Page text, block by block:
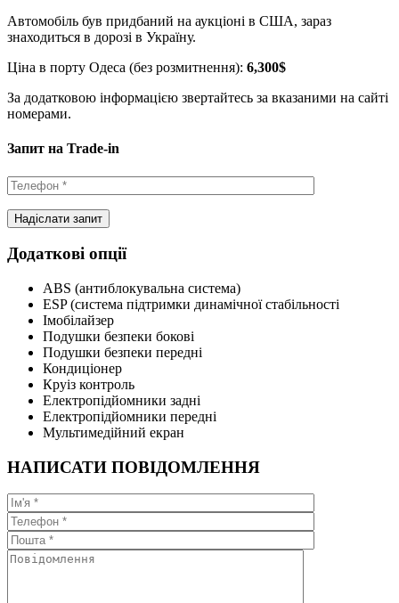
Автомобіль був придбаний на аукціоні в США, зараз
знаходиться в дорозі в Україну.
Ціна в порту Одеса (без розмитнення): 6,300$
За додатковою інформацією звертайтесь за вказаними на сайті
номерами.
Запит на Trade-in
Додаткові опції
ABS (антиблокувальна система)
ESP (система підтримки динамічної стабільності
Імобілайзер
Подушки безпеки бокові
Подушки безпеки передні
Кондиціонер
Круіз контроль
Електропідйомники задні
Електропідйомники передні
Мультимедійний екран
НАПИСАТИ ПОВІДОМЛЕННЯ